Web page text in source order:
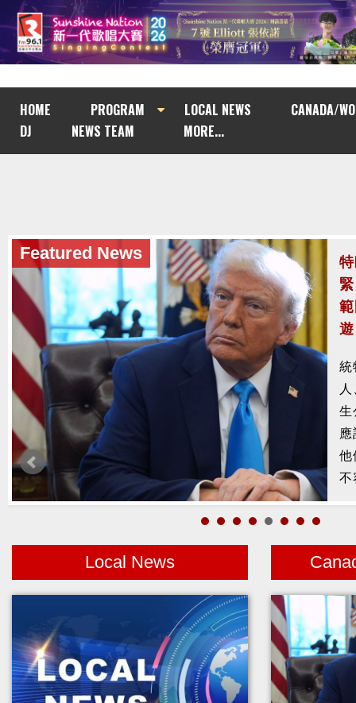
HOME PROGRAM LOCAL NEWS
CANADA/
DJ
NEWS TEAM MORE...
Featured News
槍
示
者
Local News